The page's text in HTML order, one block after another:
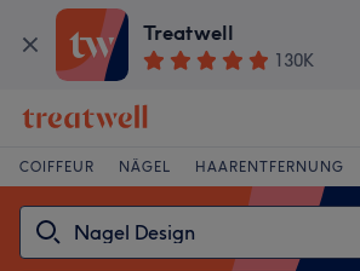
Treatwell
130K
COIFFEUR NÄGEL HAARENTFERNUNG